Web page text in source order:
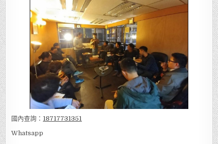
國內查詢： 18717731351
Whatsapp